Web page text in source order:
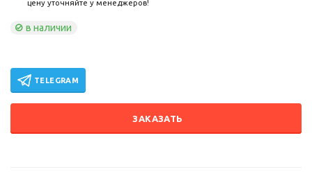
цену уточняйте у менеджеров!
в наличии
TELEGRAM
ЗАКАЗАТЬ